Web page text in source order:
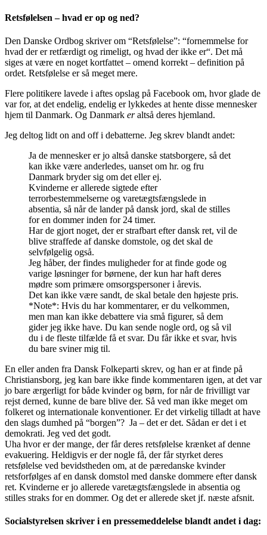
Retsfølelsen – hvad er op og ned?
Den Danske Ordbog skriver om “Retsfølelse”: “fornemmelse for
hvad der er retfærdigt og rimeligt, og hvad der ikke er“. Det må
siges at være en noget kortfattet – omend korrekt – definition på
ordet. Retsfølelse er så meget mere.
Flere politikere lavede i aftes opslag på Facebook om, hvor glade de
var for, at det endelig, endelig er lykkedes at hente disse mennesker
hjem til Danmark. Og Danmark eraltså deres hjemland.
Jeg deltog lidt on and off i debatterne. Jeg skrev blandt andet:
Ja de mennesker er jo altså danske statsborgere, så det
kan ikke være anderledes, uanset om hr. og fru
Danmark bryder sig om det eller ej.
Kvinderne er allerede sigtede efter
terrorbestemmelserne og varetægtsfængslede in
absentia, så når de lander på dansk jord, skal de stilles
for en dommer inden for 24 timer.
Har de gjort noget, der er strafbart efter dansk ret, vil de
blive straffede af danske domstole, og det skal de
selvfølgelig også.
Jeg håber, der findes muligheder for at finde gode og
varige løsninger for børnene, der kun har haft deres
mødre som primære omsorgspersoner i årevis.
Det kan ikke være sandt, de skal betale den højeste pris.
*Note*: Hvis du har kommentarer, er du velkommen,
men man kan ikke debattere via små figurer, så dem
gider jeg ikke have. Du kan sende nogle ord, og så vil
du i de fleste tilfælde få et svar. Du får ikke et svar, hvis
du bare sviner mig til.
En eller anden fra Dansk Folkeparti skrev, og han er at finde på
Christiansborg, jeg kan bare ikke finde kommentaren igen, at det var
jo bare ærgerligt for både kvinder og børn, for når de frivilligt var
rejst derned, kunne de bare blive der. Så ved man ikke meget om
folkeret og internationale konventioner. Er det virkelig tilladt at have
den slags dumhed på “borgen”? Ja – det er det. Sådan er det i et
demokrati. Jeg ved det godt.
Uha hvor er der mange, der får deres retsfølelse krænket af denne
evakuering. Heldigvis er der nogle få, der får styrket deres
retsfølelse ved bevidstheden om, at de pæredanske kvinder
retsforfølges af en dansk domstol med danske dommere efter dansk
ret. Kvinderne er jo allerede varetægtsfængslede in absentia og
stilles straks for en dommer. Og det er allerede sket jf. næste afsnit.
Socialstyrelsen skriver i en pressemeddelelse blandt andet i dag: